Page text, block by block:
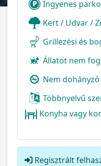
Ingyenes
Kert / Udvar /
Grillezési és
Állatot nem
Nem
Többnyelvű
Konyha vagy
Regisztrált